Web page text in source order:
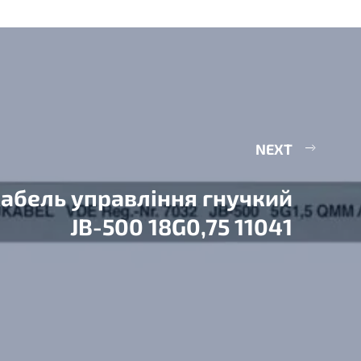
NEXT
управління гнучкий
JB-500 18G0,75 11041